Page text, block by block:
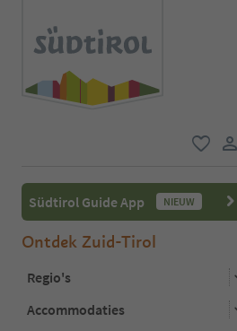
Südtirol Guide App NIEUW
Ontdek Zuid-Tirol
Regio's
Accommodaties